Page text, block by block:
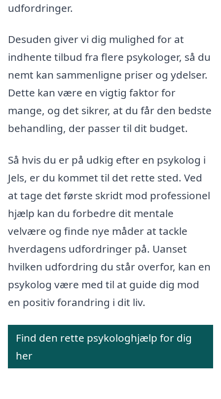
udfordringer.
Desuden giver vi dig mulighed for at
indhente tilbud fra flere psykologer, så du
nemt kan sammenligne priser og ydelser.
Dette kan være en vigtig faktor for
mange, og det sikrer, at du får den bedste
behandling, der passer til dit budget.
Så hvis du er på udkig efter en psykolog i
Jels, er du kommet til det rette sted. Ved
at tage det første skridt mod professionel
hjælp kan du forbedre dit mentale
velvære og finde nye måder at tackle
hverdagens udfordringer på. Uanset
hvilken udfordring du står overfor, kan en
psykolog være med til at guide dig mod
en positiv forandring i dit liv.
Find den rette psykologhjælp for dig
her